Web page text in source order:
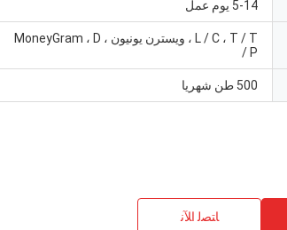
5-14 يوم عمل
L / C ، T / T ، ويسترن يونيون ، MoneyGram ، D
/ P
500 طن شهريا
ﺎﺘﺼﻟ ﺍﻶﻧ